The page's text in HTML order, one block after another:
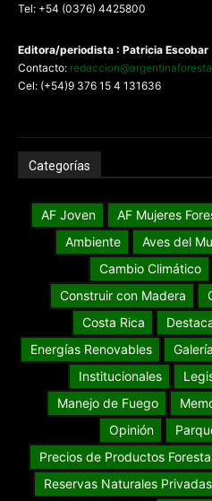
Tel: +54 (0376) 4425800
Editora/periodista : Patricia Escobar
Contacto:
Cel: (+54)9 376 15 4 131636
Categorías
AF Joven AF Mujeres
Ambiente
Aves del
Cambio Climático
Construir con Madera
Costa Rica
Energías Renovables
Institucionales
Manejo de Fuego
Opinión
Precios de Productos
Reservas Naturales Privadas